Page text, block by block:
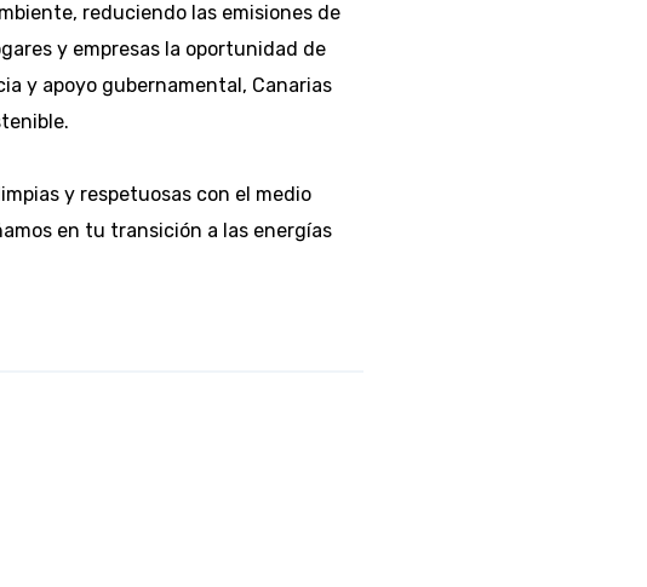
reduciendo las emisiones de
y empresas la oportunidad de
y apoyo gubernamental, Canarias
y respetuosas con el medio
en tu transición a las energías